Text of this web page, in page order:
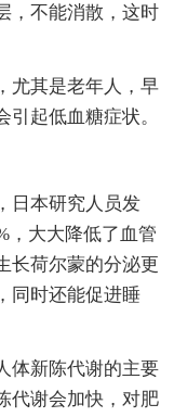
，不能消散，这时
尤其是老年人，早
起低血糖症状。
日本研究人员发
，大大降低了血管
长荷尔蒙的分泌更
同时还能促进睡
体新陈代谢的主要
代谢会加快，对肥